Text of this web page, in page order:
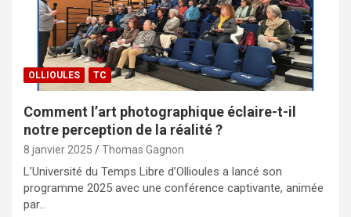
OLLIOULES TC
Comment l’art photographique éclaire-t-il
notre perception de la réalité ?
8 janvier 2025 Thomas Gagnon
L’Université du Temps Libre d’Ollioules a lancé son
programme 2025 avec une conférence captivante, animée
par…